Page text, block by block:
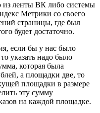
ленты ВК либо системы
Метрики со своего
страницы, где был
будет достаточно.
если бы у нас было
указать надо было
которая была
а площадки две, то
площадки в размере
эту сумму
на каждой площадке.